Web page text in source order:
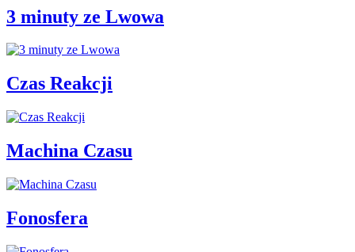
3 minuty ze Lwowa
Czas Reakcji
Machina Czasu
Fonosfera